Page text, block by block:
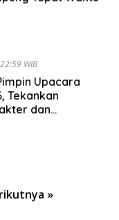
WIB
Upacara
Tekankan
dan
»